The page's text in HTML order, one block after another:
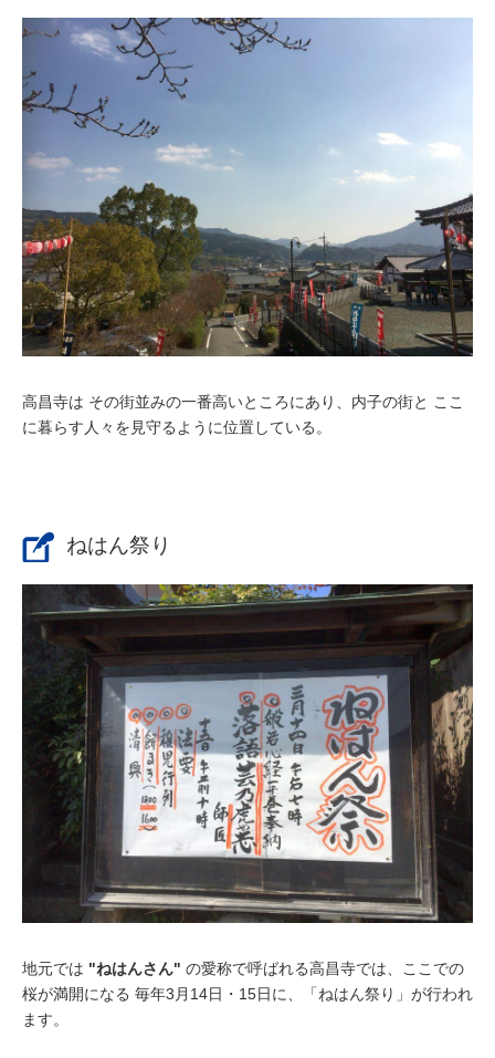
高昌寺は その街並みの一番高いところにあり、内子の街と ここ
に暮らす人々を見守るように位置している。
ねはん祭り
地元では "ねはんさん" の愛称で呼ばれる高昌寺では、ここでの
桜が満開になる 毎年3月14日・15日に、
「ねはん祭り」 が行われ
ます。